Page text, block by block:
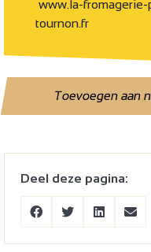
www.la-fromagerie-
tournon.fr
Toevoegen aan
Deel deze pagina: